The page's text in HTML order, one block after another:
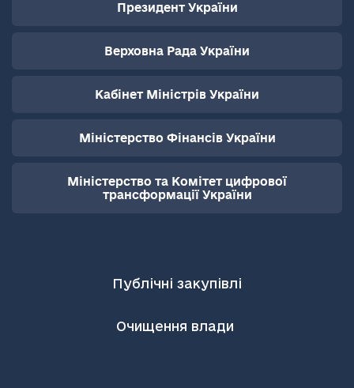
Президент України
Верховна Рада України
Кабінет Міністрів України
Міністерство Фінансів України
Міністерство та Комітет цифрової
трансформації України
Публічні закупівлі
Очищення влади